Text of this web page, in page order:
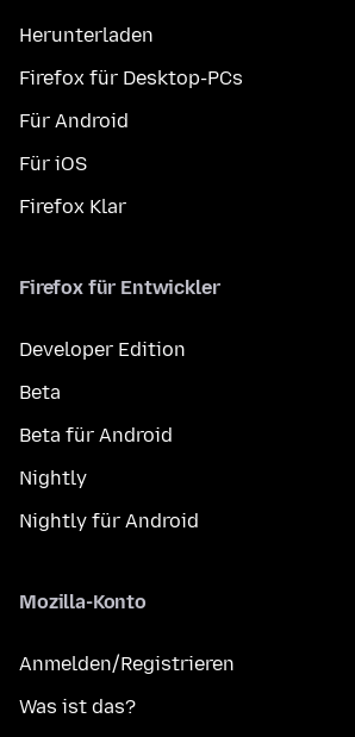
Herunterladen
Firefox für Desktop-PCs
Für Android
Für iOS
Firefox Klar
Firefox für Entwickler
Developer Edition
Beta
Beta für Android
Nightly
Nightly für Android
Mozilla-Konto
Anmelden/Registrieren
Was ist das?